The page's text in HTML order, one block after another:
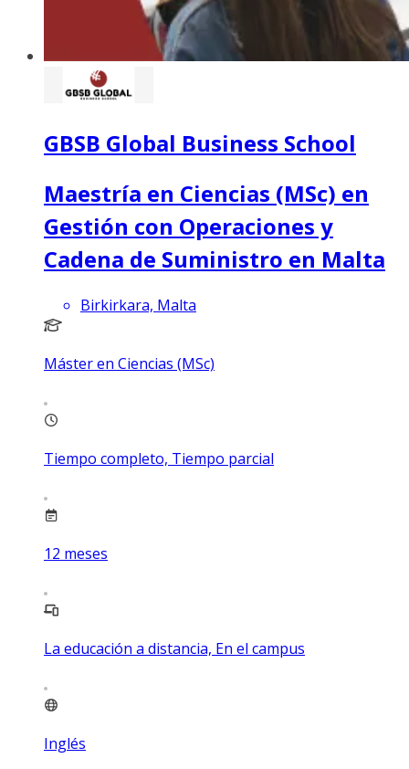
GBSB Global Business School
Maestría en Ciencias (MSc) en
Gestión con Operaciones y
Cadena de Suministro en Malta
Birkirkara, Malta
Máster en Ciencias (MSc)
Tiempo completo, Tiempo parcial
12 meses
La educación a distancia, En el campus
Inglés